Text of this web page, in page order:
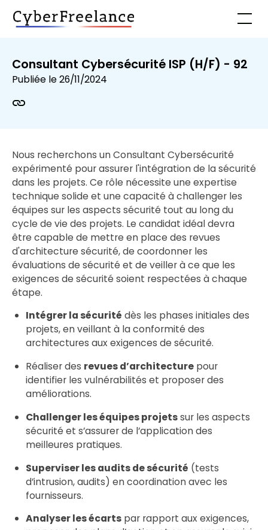
Consultant Cybersécurité ISP (H/F) - 92
Publiée le26/11/2024
Nous recherchons un Consultant Cybersécurité
expérimenté pour assurer l'intégration de la sécurité
dans les projets. Ce rôle nécessite une expertise
technique solide et une capacité à challenger les
équipes sur les aspects sécurité tout au long du
cycle de vie des projets. Le candidat idéal devra
être capable de mettre en place des revues
d'architecture sécurité, de coordonner les
évaluations de sécurité et de veiller à ce que les
exigences de sécurité soient respectées à chaque
étape.
Intégrer la sécurité dès les phases initiales des
projets, en veillant à la conformité des
architectures aux exigences de sécurité.
Réaliser des revues d’architecture pour
identifier les vulnérabilités et proposer des
améliorations.
Challenger les équipes projetssur les aspects
sécurité et s’assurer de l’application des
meilleures pratiques.
Superviser les audits de sécurité (tests
d’intrusion, audits) en coordination avec les
fournisseurs.
Analyser les écarts par rapport aux exigences,